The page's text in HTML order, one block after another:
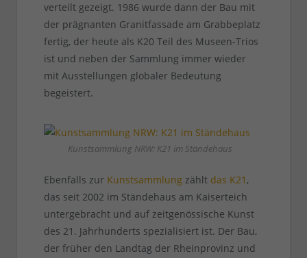
verteilt gezeigt. 1986 wurde dann der Bau mit
der prägnanten Granitfassade am Grabbeplatz
fertig, der heute als K20 Teil des Museen-Trios
ist und neben der Sammlung immer wieder
mit Ausstellungen globaler Bedeutung
begeistert.
Kunstsammlung NRW: K21 im Ständehaus
Ebenfalls zur Kunstsammlungzählt das K21 ,
das seit 2002 im Ständehaus am Kaiserteich
untergebracht und auf zeitgenössische Kunst
des 21. Jahrhunderts spezialisiert ist. Der Bau,
der früher den Landtag der Rheinprovinz und